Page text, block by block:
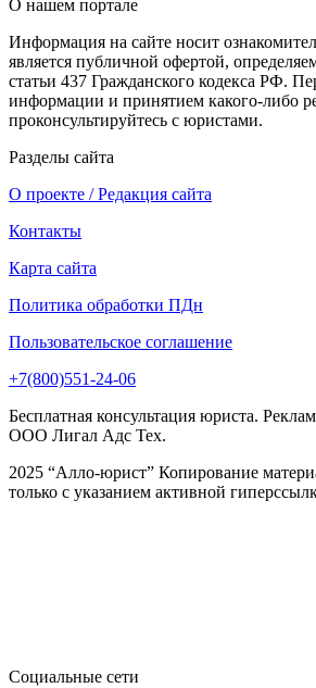
О нашем портале
Информация на сайте носит
является публичной офертой,
статьи 437 Гражданского кодекса РФ.
информации и принятием какого-либо
проконсультируйтесь с юристами.
Разделы сайта
О проекте / Редакция сайта
Контакты
Карта сайта
Политика обработки ПДн
Пользовательское соглашение
+7(800)551-24-06
Бесплатная консультация юриста.
ООО Лигал Адс Тех.
2025 “Алло-юрист” Копирование
только с указанием активной
Социальные сети